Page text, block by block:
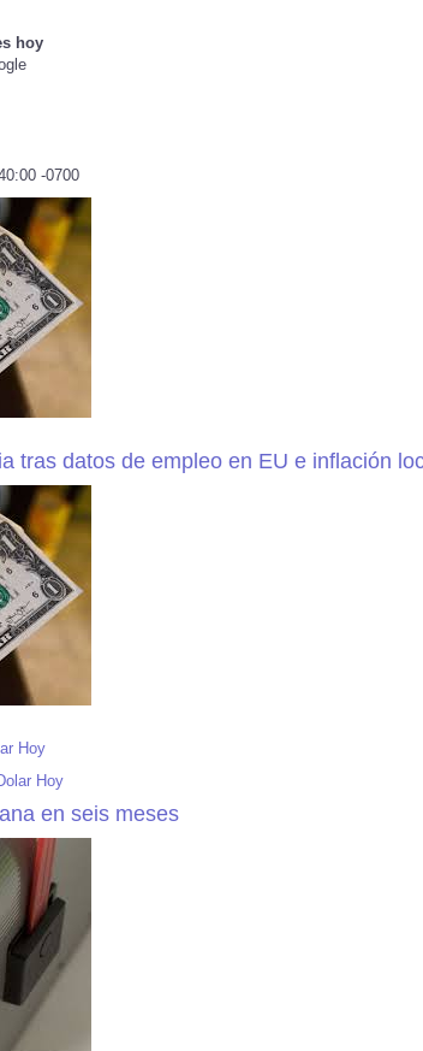
hoy
-0700
tras datos de empleo en EU e inflación
Hoy
Hoy
en seis meses